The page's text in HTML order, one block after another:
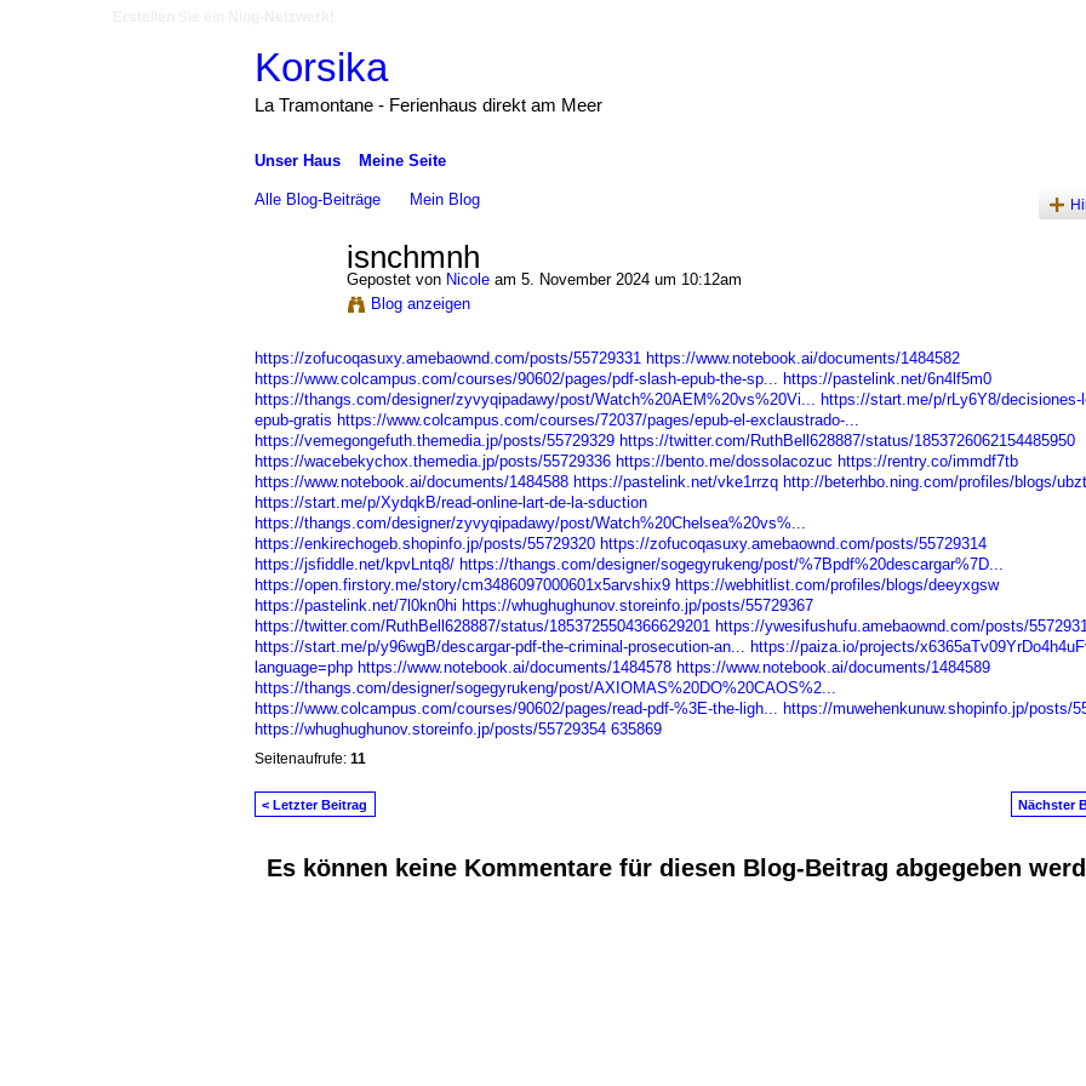
Korsika
La Tramontane - Ferienhaus direkt am Meer
Unser Haus Meine Seite
Alle Blog-Beiträge Mein Blog
isnchmnh
Gepostet von Nicoleam 5. November 2024 um 10:12am
Blog anzeigen
https://zofucoqasuxy.amebaownd.com/posts/55729331 https://www.notebook.ai/documents/1484582
https://www.colcampus.com/courses/90602/pages/pdf-slash-epub-the-sp... https://pastelink.net/6n4lf5m0
https://thangs.com/designer/zyvyqipadawy/post/Watch%20AEM%20vs%20Vi... https://start.me/p/rLy6Y8/decisiones-
epub-gratis https://www.colcampus.com/courses/72037/pages/epub-el-exclaustrado-...
https://vemegongefuth.themedia.jp/posts/55729329 https://twitter.com/RuthBell628887/status/1853726062154485950
https://wacebekychox.themedia.jp/posts/55729336 https://bento.me/dossolacozuc https://rentry.co/immdf7tb
https://www.notebook.ai/documents/1484588 https://pastelink.net/vke1rrzq http://beterhbo.ning.com/profiles/blogs/
https://start.me/p/XydqkB/read-online-lart-de-la-sduction
https://thangs.com/designer/zyvyqipadawy/post/Watch%20Chelsea%20vs%...
https://enkirechogeb.shopinfo.jp/posts/55729320 https://zofucoqasuxy.amebaownd.com/posts/55729314
https://jsfiddle.net/kpvLntq8/ https://thangs.com/designer/sogegyrukeng/post/%7Bpdf%20descargar%7D...
https://open.firstory.me/story/cm3486097000601x5arvshix9 https://webhitlist.com/profiles/blogs/deeyxgsw
https://pastelink.net/7l0kn0hi https://whughughunov.storeinfo.jp/posts/55729367
https://twitter.com/RuthBell628887/status/1853725504366629201 https://ywesifushufu.amebaownd.com/posts/
https://start.me/p/y96wgB/descargar-pdf-the-criminal-prosecution-an... https://paiza.io/projects/
language=php https://www.notebook.ai/documents/1484578 https://www.notebook.ai/documents/1484589
https://thangs.com/designer/sogegyrukeng/post/AXIOMAS%20DO%20CAOS%2...
https://www.colcampus.com/courses/90602/pages/read-pdf-%3E-the-ligh... https://muwehenkunuw.shopinfo.jp/posts/
https://whughughunov.storeinfo.jp/posts/55729354 635869
Seitenaufrufe: 11
< Letzter Beitrag Nächster
Es können keine Kommentare für diesen Blog-Beitrag abgegeben